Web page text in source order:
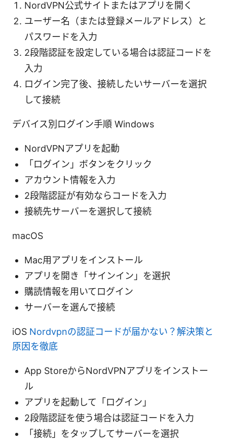
NordVPN公式サイトまたはアプリを開く
ユーザー名（または登録メールアドレス）と
パスワードを入力
2段階認証を設定している場合は認証コードを
入力
ログイン完了後、接続したいサーバーを選択
して接続
デバイス別ログイン手順 Windows
NordVPNアプリを起動
「ログイン」ボタンをクリック
アカウント情報を入力
2段階認証が有効ならコードを入力
接続先サーバーを選択して接続
macOS
Mac用アプリをインストール
アプリを開き「サインイン」を選択
購読情報を用いてログイン
サーバーを選んで接続
iOS Nordvpnの認証コードが届かない？解決策と
原因を徹底
App StoreからNordVPNアプリをインストー
ル
アプリを起動して「ログイン」
2段階認証を使う場合は認証コードを入力
「接続」をタップしてサーバーを選択